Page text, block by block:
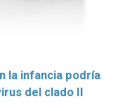
la infancia podría
del clado II